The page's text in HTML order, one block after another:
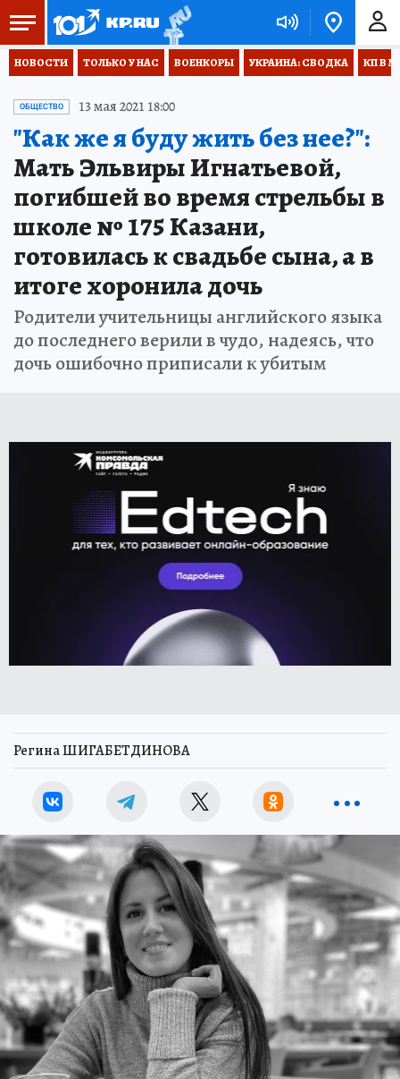
НОВОСТИ ТОЛЬКО У НАС ВОЕНКОРЫ УКРАИНА: СВОДКА КП В
ОБЩЕСТВО 13 мая 2021 18:00
"Как же я буду жить без нее?":
Мать Эльвиры Игнатьевой,
погибшей во время стрельбы в
школе № 175 Казани,
готовилась к свадьбе сына, а в
итоге хоронила дочь
Родители учительницы английского языка
до последнего верили в чудо, надеясь, что
дочь ошибочно приписали к убитым
Регина ШИГАБЕТДИНОВА